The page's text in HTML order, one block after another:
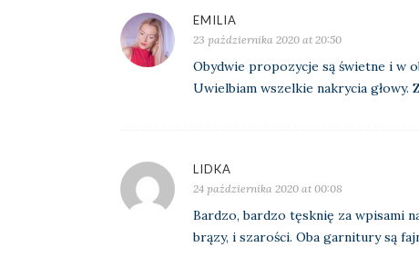
EMILIA
23 października 2020 at 20:50
Obydwie propozycje są świetne i w
Uwielbiam wszelkie nakrycia
LIDKA
24 października 2020 at 00:08
Bardzo, bardzo tęsknię za wpisami
brązy, i szarości. Oba garnitury są